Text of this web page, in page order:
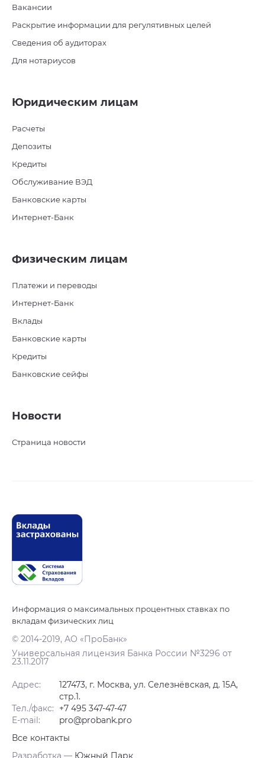
Вакансии
Раскрытие информации для регулятивных целей
Сведения об аудиторах
Для нотариусов
Юридическим лицам
Расчеты
Депозиты
Кредиты
Обслуживание ВЭД
Банковские карты
Интернет-Банк
Физическим лицам
Платежи и переводы
Интернет-Банк
Вклады
Банковские карты
Кредиты
Банковские сейфы
Новости
Страница новости
Информация о максимальных процентных ставках по
вкладам физических лиц
© 2014-2019, АО «ПроБанк»
Универсальная лицензия Банка России №3296 от
23.11.2017
Адрес:
127473, г. Москва, ул. Селезнёвская, д. 15А,
стр.1.
Тел./факс:
+7 495 347-47-47
E-mail:
pro@probank.pro
Все контакты
Разработка — Южный Парк